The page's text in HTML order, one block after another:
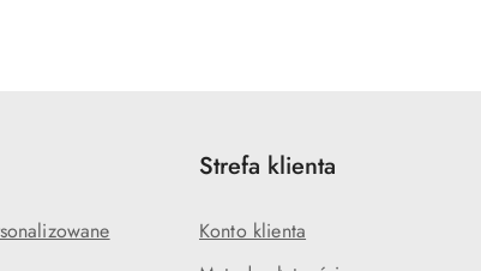
Strefa klienta
Konto klienta